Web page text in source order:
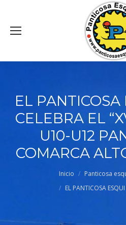
EL
CELEBRA EL
U10-U12
COMARCA
Inicio Panticosa
EL PANTICOSA